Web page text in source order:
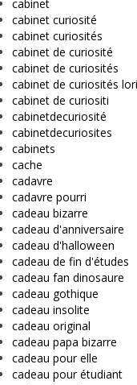
cabinet
cabinet curiosité
cabinet curiosités
cabinet de curiosité
cabinet de curiosités
cabinet de curiosités
cabinet de curiositi
cabinetdecuriosité
cabinetdecuriosites
cabinets
cache
cadavre
cadavre pourri
cadeau bizarre
cadeau d'anniversaire
cadeau d'halloween
cadeau de fin d'études
cadeau fan dinosaure
cadeau gothique
cadeau insolite
cadeau original
cadeau papa bizarre
cadeau pour elle
cadeau pour étudiant